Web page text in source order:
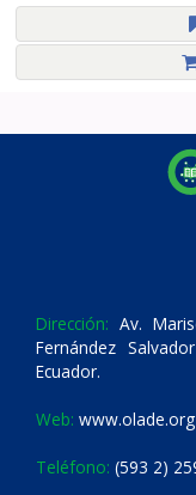
Dirección: Av.
Fernández
Ecuador.
Web: www.olade.org
Teléfono: (593 2)